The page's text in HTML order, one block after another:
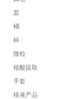
皿
桶
杯
微粒
核酸提取
手套
移液产品